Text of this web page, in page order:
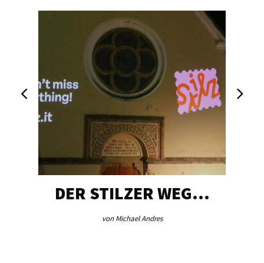
DER STILZER WEG…
von Michael Andres